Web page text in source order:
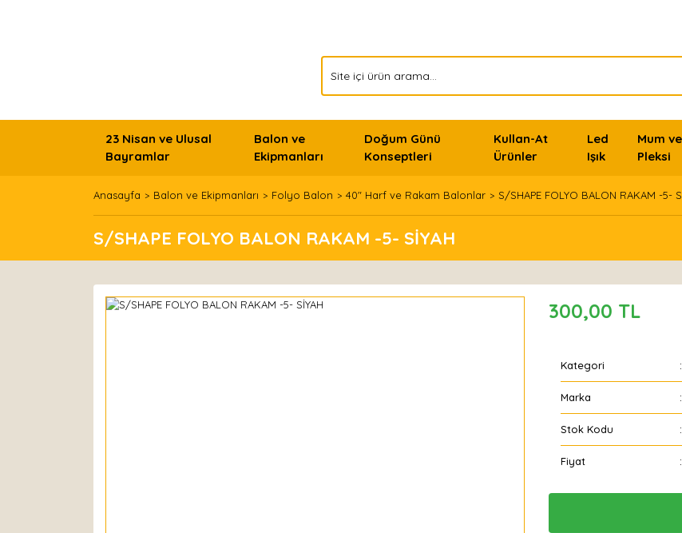
23 Nisan ve Ulusal
Bayramlar
Balon ve
Ekipmanları
Doğum Günü
Konseptleri
Kullan-At
Ürünler
Led
Işık
Mum ve
Pleksi
Anasayfa Balon ve Ekipmanları Folyo Balon 40" Harf ve Rakam Balonlar S/SHAPE FOLYO BALON RAKAM -5-
S/SHAPE FOLYO BALON RAKAM -5- SİYAH
300,00 TL
Kategori
Marka
Stok Kodu
Fiyat